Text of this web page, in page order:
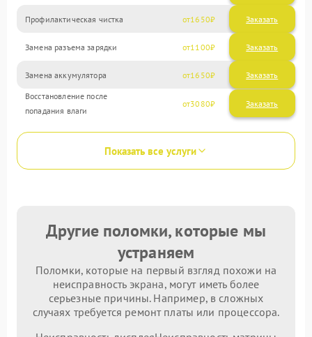
Профилактическая чистка 1650
Замена разъема зарядки 1100
Замена аккумулятора 1650
Восстановление после
попадания влаги
3080
Показать все услуги
Другие поломки, которые мы
устраняем
Поломки, которые на первый взгляд похожи на
неисправность экрана, могут иметь более
серьезные причины. Например, в сложных
случаях требуется ремонт платы или процессора.